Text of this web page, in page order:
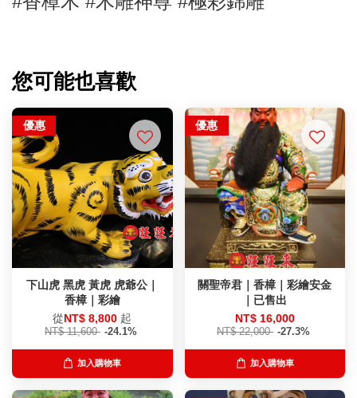
您可能也喜歡
優惠
下山虎 黑虎 黃虎 虎爺公｜
香樟｜彩繪
從NT$ 8,800 起
NT$ 11,600 -24.1%
加入購物車
優惠
關聖帝君｜香樟｜彩繪安金
｜已售出
NT$ 16,000
NT$ 22,000 -27.3%
加入購物車